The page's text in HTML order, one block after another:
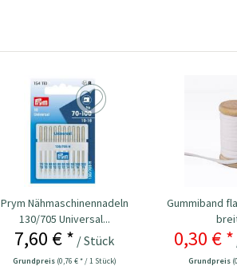
Prym Nähmaschinennadeln
130/705 Universal...
7,60 € * / Stück
Grundpreis (0,76 € * / 1 Stück)
Gummiband
0,30 € *
Grundpreis